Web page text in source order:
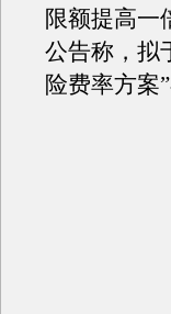
限额提高一
公告称，拟
险费率方案